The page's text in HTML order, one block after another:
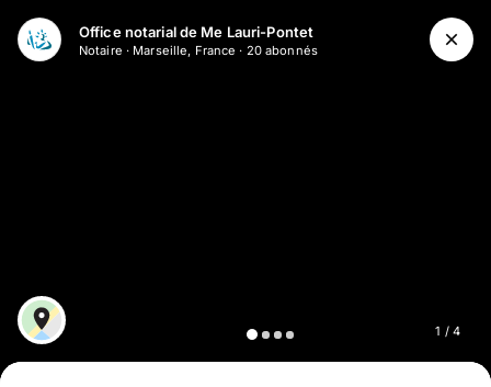
1 / 4
Office notarial de Me Lauri-Pontet
Notaire · Marseille, France · 20abonnés